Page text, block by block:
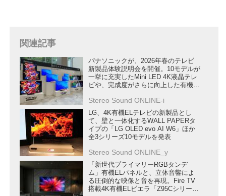
関連記事
パナソニックが、2026年春のテレビ
新製品体験説明会を開催。10モデルが
一挙に充実したMini LED 4K液晶テレ
ビや、完成度がさらに向上した有機
Stereo Sound ONLINE-i
LG、4K有機ELテレビの新製品とし
て、壁と一体化するWALL PAPERタ
イプの「LG OLED evo AI W6」ほか
全3シリーズ10モデルを発表
Stereo Sound ONLINE_y
「新世代プライマリーRGBタンデ
ム」有機ELパネルと、立体音響によ
る圧倒的な映像と音を再現。Fire TV
搭載4K有機ELビエラ「Z95Cシリー